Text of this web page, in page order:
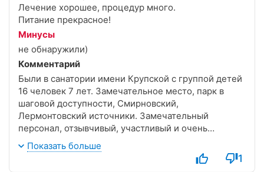
Лечение хорошее, процедур много.
Питание прекрасное!
Минусы
не обнаружили)
Комментарий
Были в санатории имени Крупской с группой детей
16 человек 7 лет. Замечательное место, парк в
шаговой доступности, Смирновский,
Лермонтовский источники. Замечательный
персонал, отзывчивый, участливый и очень
заботливый. Каждый день проходят различные
тематические мероприятия. Процедуры в полном
объеме. Комфортное размещение. Питание
Показать больше
1